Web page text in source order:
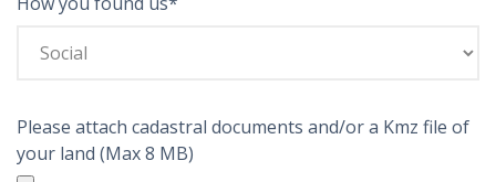
Please attach cadastral documents and/or a Kmz file of
your land (Max 8 MB)